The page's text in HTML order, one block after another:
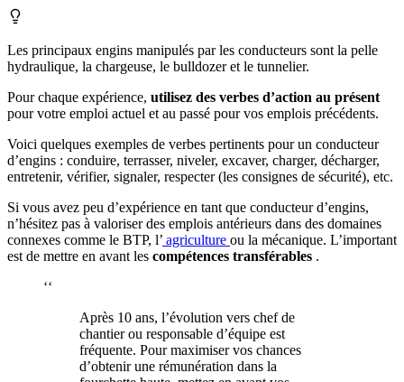
Les principaux engins manipulés par les conducteurs sont la pelle
hydraulique, la chargeuse, le bulldozer et le tunnelier.
Pour chaque expérience, utilisez des verbes d’action au présent
pour votre emploi actuel et au passé pour vos emplois précédents.
Voici quelques exemples de verbes pertinents pour un conducteur
d’engins : conduire, terrasser, niveler, excaver, charger, décharger,
entretenir, vérifier, signaler, respecter (les consignes de sécurité), etc.
Si vous avez peu d’expérience en tant que conducteur d’engins,
n’hésitez pas à valoriser des emplois antérieurs dans des domaines
connexes comme le BTP, l’ agriculture ou la mécanique. L’important
est de mettre en avant les compétences transférables .
‘‘
Après 10 ans, l’évolution vers chef de
chantier ou responsable d’équipe est
fréquente. Pour maximiser vos chances
d’obtenir une rémunération dans la